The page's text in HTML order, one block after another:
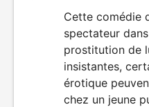
Cette comédie
spectateur
prostitution de
insistantes,
érotique
chez un jeune